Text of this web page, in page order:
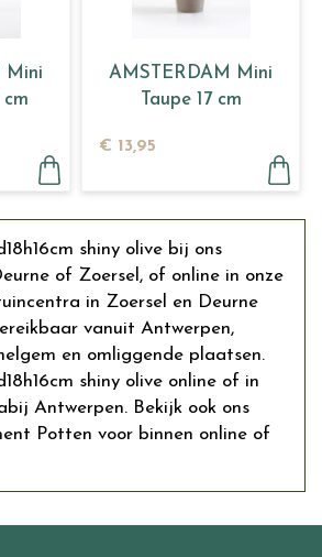
Mini
cm
AMSTERDAM Mini
Taupe 17 cm
€ 13,95
shiny olive bij ons
of Zoersel, of online in onze
in Zoersel en Deurne
vanuit Antwerpen,
en omliggende plaatsen.
shiny olive online of in
Antwerpen. Bekijk ook ons
Potten voor binnen online of